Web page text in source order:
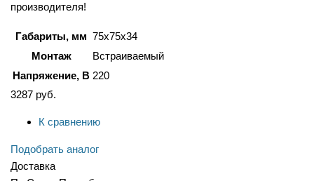
производителя!
Габариты, мм 75х75х34
Монтаж
Встраиваемый
Напряжение, В 220
3287 руб.
К сравнению
Подобрать аналог
Доставка